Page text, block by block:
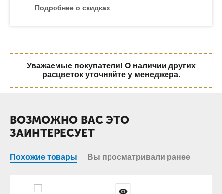
Подробнее о скидках
Уважаемые покупатели! О наличии других
расцветок уточняйте у менеджера.
ВОЗМОЖНО ВАС ЭТО
ЗАИНТЕРЕСУЕТ
Похожие товары Вы просматривали ранее